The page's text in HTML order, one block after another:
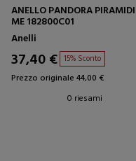
ANELLO PANDORA PIRAMIDI
ME 182800C01
Anelli
37,40 € 15% Sconto
Prezzo originale 44,00 €
0 riesami